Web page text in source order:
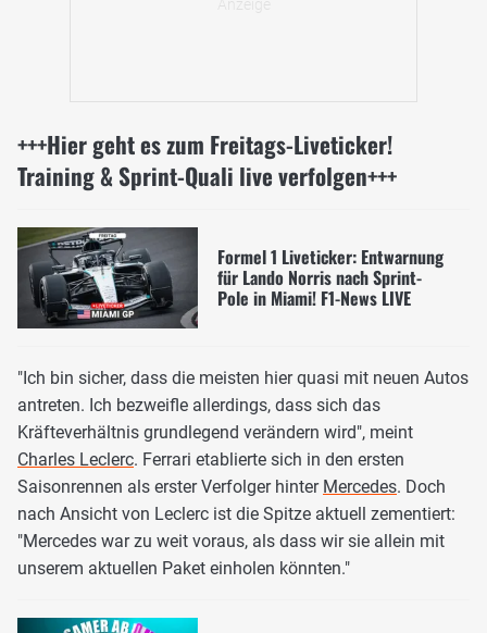
+++Hier geht es zum Freitags-Liveticker!
Training & Sprint-Quali live verfolgen+++
Formel 1 Liveticker: Entwarnung
für Lando Norris nach Sprint-
Pole in Miami! F1-News LIVE
"Ich bin sicher, dass die meisten hier quasi mit neuen Autos
antreten. Ich bezweifle allerdings, dass sich das
Kräfteverhältnis grundlegend verändern wird", meint
Charles Leclerc. Ferrari etablierte sich in den ersten
Saisonrennen als erster Verfolger hinter Mercedes. Doch
nach Ansicht von Leclerc ist die Spitze aktuell zementiert:
"Mercedes war zu weit voraus, als dass wir sie allein mit
unserem aktuellen Paket einholen könnten."